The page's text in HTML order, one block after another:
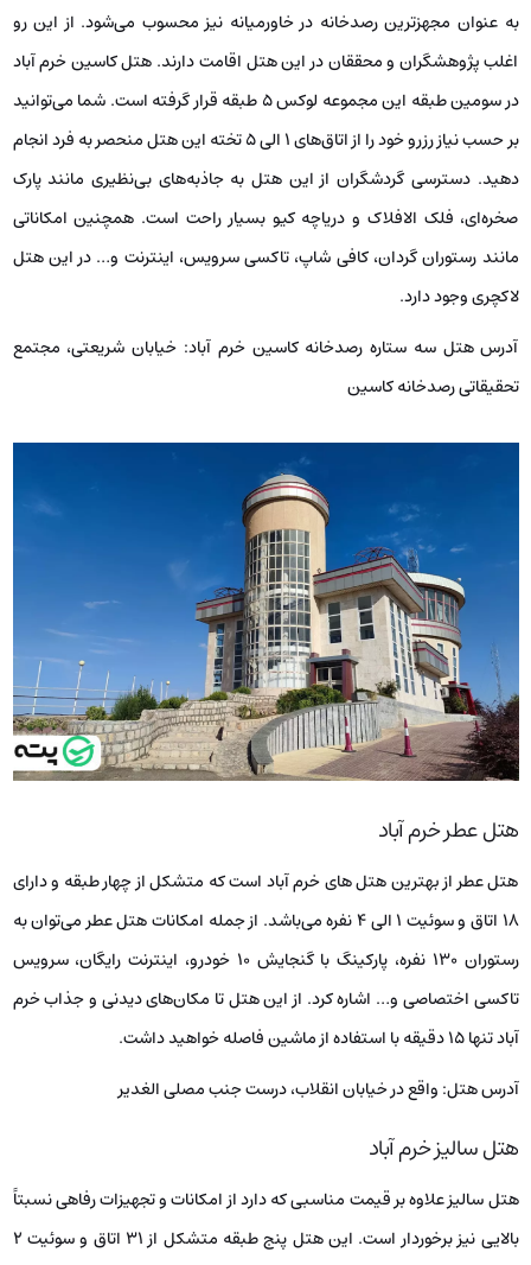
به عنوان مجهزترین رصدخانه در خاورمیانه نیز محسوب می‌شود. از این رو
اغلب پژوهشگران و محققان در این هتل اقامت دارند. هتل کاسین خرم آباد
در سومین طبقه این مجموعه لوکس ۵ طبقه قرار گرفته است. شما می‌توانید
بر حسب نیاز رزرو خود را از اتاق‌های ۱ الی ۵ تخته این هتل منحصر به فرد انجام
دهید. دسترسی گردشگران از این هتل به جاذبه‌های بی‌نظیری مانند پارک
صخره‌ای، فلک الافلاک و دریاچه کیو بسیار راحت است. همچنین امکاناتی
مانند رستوران گردان، کافی شاپ، تاکسی سرویس، اینترنت و… در این هتل
لاکچری وجود دارد.
آدرس هتل سه ستاره رصدخانه کاسین خرم آباد: خیابان شریعتی، مجتمع
تحقیقاتی رصدخانه کاسین
هتل عطر خرم آباد
هتل عطر از بهترین هتل‌ های خرم آباد است که متشکل از چهار طبقه و دارای
۱۸ اتاق و سوئیت ۱ الی ۴ نفره می‌باشد. از جمله امکانات هتل عطر می‌توان به
رستوران ۱۳۰ نفره، پارکینگ با گنجایش ۱۰ خودرو، اینترنت رایگان، سرویس
تاکسی اختصاصی و… اشاره کرد. از این هتل تا مکان‌های دیدنی و جذاب خرم
آباد تنها ۱۵ دقیقه با استفاده از ماشین فاصله خواهید داشت.
آدرس هتل: واقع در خیابان انقلاب، درست جنب مصلی الغدیر
هتل سالیز خرم آباد
هتل سالیز علاوه بر قیمت مناسبی که دارد از امکانات و تجهیزات رفاهی نسبتاً
بالایی نیز برخوردار است. این هتل پنج طبقه متشکل از ۳۱ اتاق و سوئیت ۲